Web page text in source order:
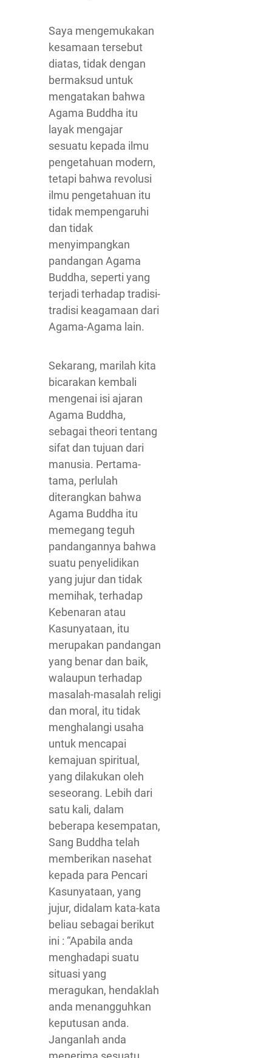
Saya mengemukakan
kesamaan tersebut
diatas, tidak dengan
bermaksud untuk
mengatakan bahwa
Agama Buddha itu
layak mengajar
sesuatu kepada ilmu
pengetahuan modern,
tetapi bahwa revolusi
ilmu pengetahuan itu
tidak mempengaruhi
dan tidak
menyimpangkan
pandangan Agama
Buddha, seperti yang
terjadi terhadap tradisi-
tradisi keagamaan dari
Agama-Agama lain.
Sekarang, marilah kita
bicarakan kembali
mengenai isi ajaran
Agama Buddha,
sebagai theori tentang
sifat dan tujuan dari
manusia. Pertama-
tama, perlulah
diterangkan bahwa
Agama Buddha itu
memegang teguh
pandangannya bahwa
suatu penyelidikan
yang jujur dan tidak
memihak, terhadap
Kebenaran atau
Kasunyataan, itu
merupakan pandangan
yang benar dan baik,
walaupun terhadap
masalah-masalah religi
dan moral, itu tidak
menghalangi usaha
untuk mencapai
kemajuan spiritual,
yang dilakukan oleh
seseorang. Lebih dari
satu kali, dalam
beberapa kesempatan,
Sang Buddha telah
memberikan nasehat
kepada para Pencari
Kasunyataan, yang
jujur, didalam kata-kata
beliau sebagai berikut
ini : “Apabila anda
menghadapi suatu
situasi yang
meragukan, hendaklah
anda menangguhkan
keputusan anda.
Janganlah anda